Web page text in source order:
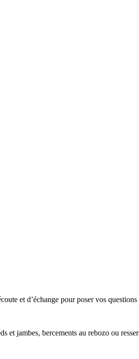
et d’échange pour poser vos
et jambes, bercements au rebozo ou